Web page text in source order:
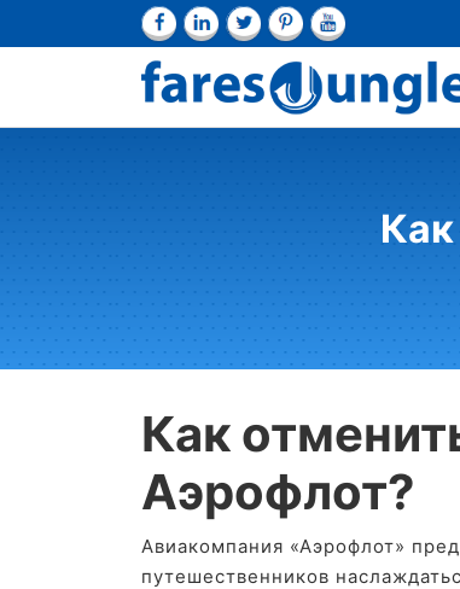
Как
Аэрофлот?
Авиакомпания «Аэрофлот»
путешественников